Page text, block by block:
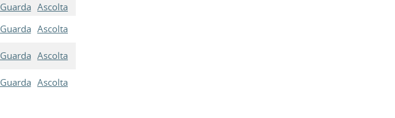
Guarda Ascolta
Guarda Ascolta
Guarda Ascolta
Guarda Ascolta